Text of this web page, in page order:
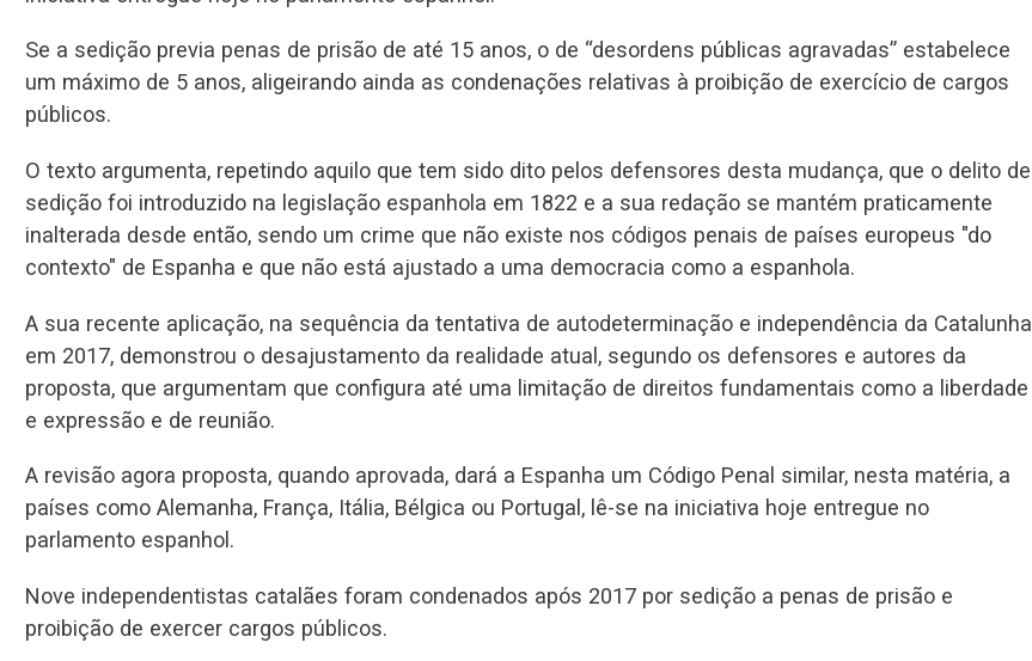
Se a sedição previa penas de prisão de até 15 anos, o de “desordens públicas agravadas” estabelece
um máximo de 5 anos, aligeirando ainda as condenações relativas à proibição de exercício de cargos
públicos.
O texto argumenta, repetindo aquilo que tem sido dito pelos defensores desta mudança, que o delito de
sedição foi introduzido na legislação espanhola em 1822 e a sua redação se mantém praticamente
inalterada desde então, sendo um crime que não existe nos códigos penais de países europeus "do
contexto" de Espanha e que não está ajustado a uma democracia como a espanhola.
A sua recente aplicação, na sequência da tentativa de autodeterminação e independência da Catalunha
em 2017, demonstrou o desajustamento da realidade atual, segundo os defensores e autores da
proposta, que argumentam que configura até uma limitação de direitos fundamentais como a liberdade
e expressão e de reunião.
A revisão agora proposta, quando aprovada, dará a Espanha um Código Penal similar, nesta matéria, a
países como Alemanha, França, Itália, Bélgica ou Portugal, lê-se na iniciativa hoje entregue no
parlamento espanhol.
Nove independentistas catalães foram condenados após 2017 por sedição a penas de prisão e
proibição de exercer cargos públicos.